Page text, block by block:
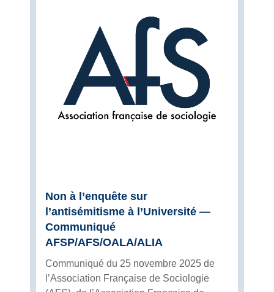
Non à l’enquête sur
l’antisémitisme à l’Université —
Communiqué
AFSP/AFS/OALA/ALIA
Communiqué du 25 novembre 2025 de
l’Association Française de Sociologie